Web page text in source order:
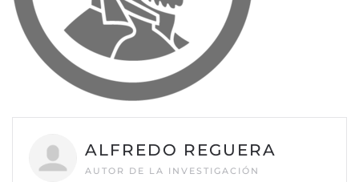
ALFREDO REGUERA
AUTOR DE LA INVESTIGACIÓN